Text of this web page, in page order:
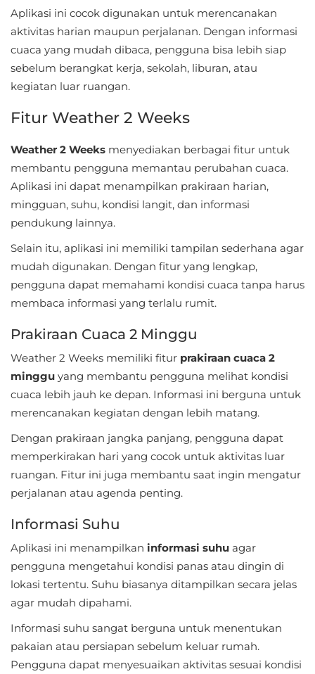
Story-
Driven
Trivia
Word
Apps
Art
&
Design
Auto
&
Beauty
Books
&
Buku
Comics
Communication
Dating
Education
Aplikasi ini cocok digunakan untuk merencanakan
aktivitas harian maupun perjalanan. Dengan informasi
cuaca yang mudah dibaca, pengguna bisa lebih siap
sebelum berangkat kerja, sekolah, liburan, atau
kegiatan luar ruangan.
Fitur Weather 2 Weeks
Weather 2 Weeks menyediakan berbagai fitur untuk
membantu pengguna memantau perubahan cuaca.
Aplikasi ini dapat menampilkan prakiraan harian,
mingguan, suhu, kondisi langit, dan informasi
pendukung lainnya.
Selain itu, aplikasi ini memiliki tampilan sederhana agar
mudah digunakan. Dengan fitur yang lengkap,
pengguna dapat memahami kondisi cuaca tanpa harus
membaca informasi yang terlalu rumit.
Prakiraan Cuaca 2 Minggu
Weather 2 Weeks memiliki fitur prakiraan cuaca 2
minggu yang membantu pengguna melihat kondisi
cuaca lebih jauh ke depan. Informasi ini berguna untuk
merencanakan kegiatan dengan lebih matang.
Dengan prakiraan jangka panjang, pengguna dapat
memperkirakan hari yang cocok untuk aktivitas luar
ruangan. Fitur ini juga membantu saat ingin mengatur
perjalanan atau agenda penting.
Informasi Suhu
Aplikasi ini menampilkan informasi suhu agar
pengguna mengetahui kondisi panas atau dingin di
lokasi tertentu. Suhu biasanya ditampilkan secara jelas
agar mudah dipahami.
Informasi suhu sangat berguna untuk menentukan
pakaian atau persiapan sebelum keluar rumah.
Pengguna dapat menyesuaikan aktivitas sesuai kondisi